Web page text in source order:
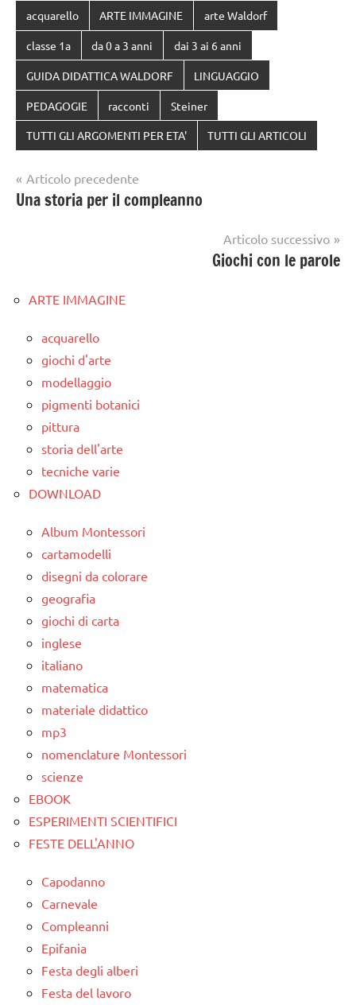
acquarello ARTE IMMAGINE arte Waldorf
classe 1a da 0 a 3 anni dai 3 ai 6 anni
GUIDA DIDATTICA WALDORF LINGUAGGIO
PEDAGOGIE racconti Steiner
TUTTI GLI ARGOMENTI PER ETA' TUTTI GLI ARTICOLI
Navigazione
articoli
Articolo precedente
Una storia per il compleanno
Articolo successivo
Giochi con le parole
ARTE IMMAGINE
acquarello
giochi d'arte
modellaggio
pigmenti botanici
pittura
storia dell'arte
tecniche varie
DOWNLOAD
Album Montessori
cartamodelli
disegni da colorare
geografia
giochi di carta
inglese
italiano
matematica
materiale didattico
mp3
nomenclature Montessori
scienze
EBOOK
ESPERIMENTI SCIENTIFICI
FESTE DELL'ANNO
Capodanno
Carnevale
Compleanni
Epifania
Festa degli alberi
Festa del lavoro